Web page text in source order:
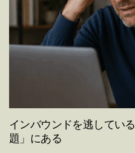
インバウンドを逃してい
題」にある